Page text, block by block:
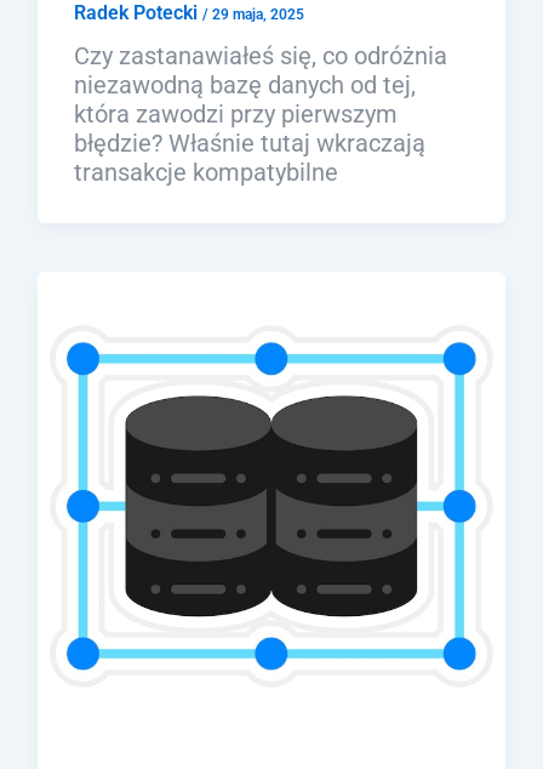
Radek Potecki / 29 maja, 2025
Czy zastanawiałeś się, co odróżnia
niezawodną bazę danych od tej,
która zawodzi przy pierwszym
błędzie? Właśnie tutaj wkraczają
transakcje kompatybilne